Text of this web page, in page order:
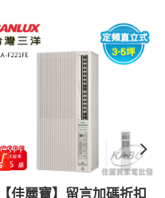
【佳麗寶】留言加碼折扣